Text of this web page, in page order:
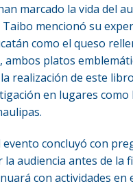
marcado la vida del
mencionó su
como el queso
ambos platos
realización de este
en lugares como
evento concluyó con
la audiencia antes de la
con actividades en